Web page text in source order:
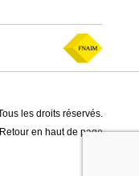
les droits réservés.
Retour en haut de page